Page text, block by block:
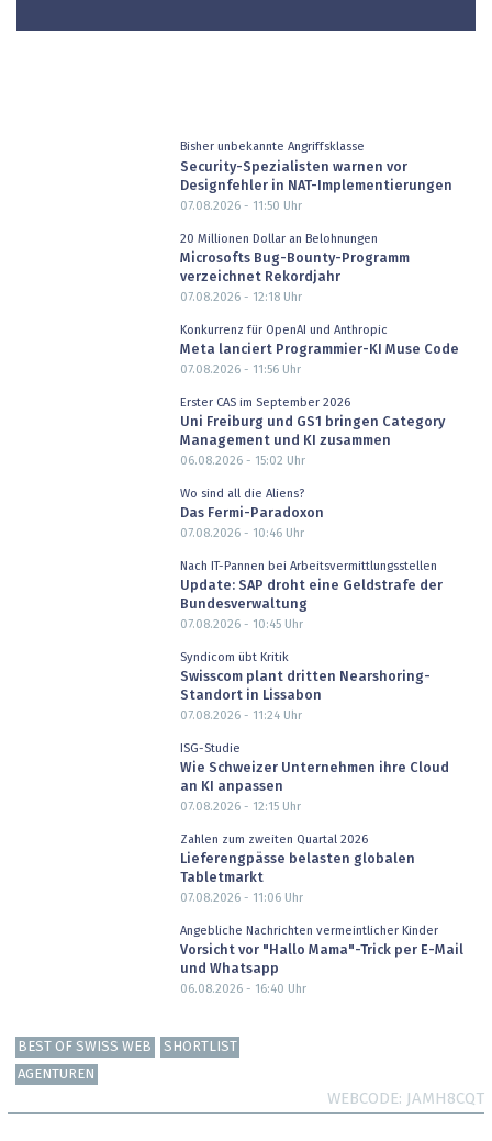
Bisher unbekannte Angriffsklasse
Security-Spezialisten warnen vor
Designfehler in NAT-Implementierungen
07.08.2026 - 11:50 Uhr
20 Millionen Dollar an Belohnungen
Microsofts Bug-Bounty-Programm
verzeichnet Rekordjahr
07.08.2026 - 12:18Uhr
Konkurrenz für OpenAI und Anthropic
Meta lanciert Programmier-KI Muse Code
07.08.2026 - 11:56Uhr
Erster CAS im September 2026
Uni Freiburg und GS1 bringen Category
Management und KI zusammen
06.08.2026 - 15:02 Uhr
Wo sind all die Aliens?
Das Fermi-Paradoxon
07.08.2026 - 10:46Uhr
Nach IT-Pannen bei Arbeitsvermittlungsstellen
Update: SAP droht eine Geldstrafe der
Bundesverwaltung
07.08.2026 - 10:45Uhr
Syndicom übt Kritik
Swisscom plant dritten Nearshoring-
Standort in Lissabon
07.08.2026 - 11:24Uhr
ISG-Studie
Wie Schweizer Unternehmen ihre Cloud
an KI anpassen
07.08.2026 - 12:15Uhr
Zahlen zum zweiten Quartal 2026
Lieferengpässe belasten globalen
Tabletmarkt
07.08.2026 - 11:06Uhr
Angebliche Nachrichten vermeintlicher Kinder
Vorsicht vor "Hallo Mama"-Trick per E-Mail
und Whatsapp
06.08.2026 - 16:40 Uhr
BEST OF SWISS WEB
SHORTLIST
AGENTUREN
WEBCODE JAMH8CQT